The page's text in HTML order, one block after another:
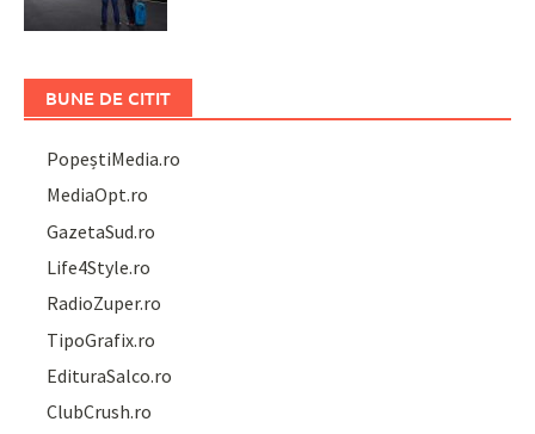
BUNE DE CITIT
PopeștiMedia.ro
MediaOpt.ro
GazetaSud.ro
Life4Style.ro
RadioZuper.ro
TipoGrafix.ro
EdituraSalco.ro
ClubCrush.ro